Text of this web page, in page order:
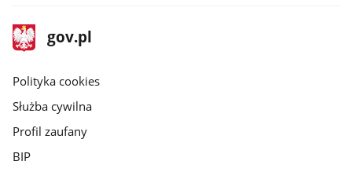
stopka
gov.pl
Strona
gov.pl
gov.pl
Polityka cookies
Służba cywilna
Profil zaufany
BIP